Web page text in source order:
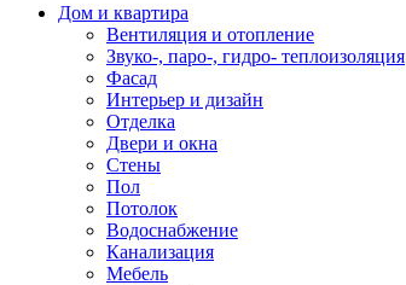
Дом и квартира
Вентиляция и отопление
Звуко-, паро-, гидро- теплоизоляция
Фасад
Интерьер и дизайн
Отделка
Двери и окна
Стены
Пол
Потолок
Водоснабжение
Канализация
Мебель